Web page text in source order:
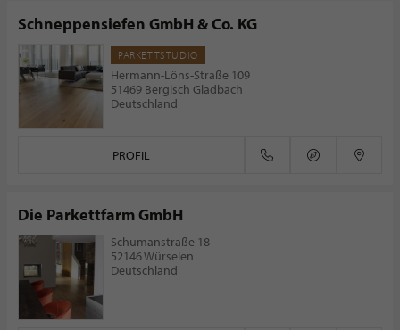
Schneppensiefen GmbH & Co. KG
PARKETTSTUDIO
Hermann-Löns-Straße 109
51469 Bergisch Gladbach
Deutschland
PROFIL
Die Parkettfarm GmbH
Schumanstraße 18
52146 Würselen
Deutschland